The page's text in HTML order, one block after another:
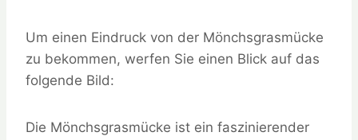
Um einen Eindruck von der Mönchsgrasmücke
zu bekommen, werfen Sie einen Blick auf das
folgende Bild:
Die Mönchsgrasmücke ist ein faszinierender